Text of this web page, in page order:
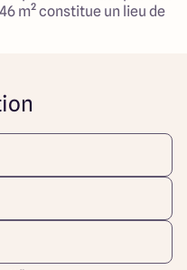
m² constitue un lieu de
famille.
à votre quotidien.
et convivialité. De
confort supplémentaire
traditionnelle, vous
pourra s'épanouir
familiale et
idéal qui saura